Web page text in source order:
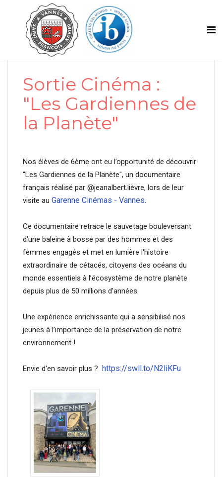
Sortie Cinéma :
"Les Gardiennes de
la Planète"
Nos élèves de 6ème ont eu l’opportunité de découvrir
"Les Gardiennes de la Planète", un documentaire
français réalisé par @jeanalbert.lièvre, lors de leur
visite au Garenne Cinémas - Vannes.
Ce documentaire retrace le sauvetage bouleversant
d'une baleine à bosse par des hommes et des
femmes engagés et met en lumière l'histoire
extraordinaire de cétacés, citoyens des océans du
monde essentiels à l’écosystème de notre planète
depuis plus de 50 millions d’années.
Une expérience enrichissante qui a sensibilisé nos
jeunes à l’importance de la préservation de notre
environnement !
Envie d'en savoir plus ? https://swll.to/N2liKFu